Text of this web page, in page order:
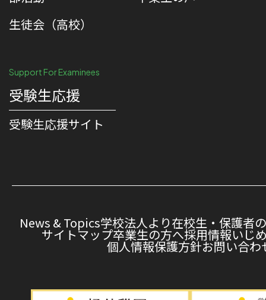
生徒会（高校）
Support For Examinees
受験生応援
受験⽣応援サイト
News & Topics学校法人より在校生・保護者
サイトマップ卒業生の方へ採用情報いじ
個人情報保護方針お問い合わ